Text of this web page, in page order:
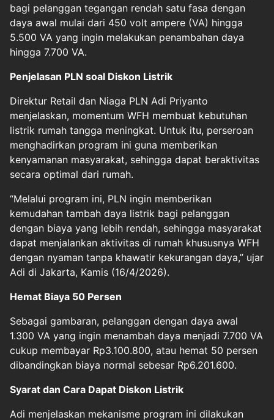
bagi pelanggan tegangan rendah satu fasa dengan
daya awal mulai dari 450 volt ampere (VA) hingga
5.500 VA yang ingin melakukan penambahan daya
hingga 7.700 VA.
Penjelasan PLN soal Diskon Listrik
Direktur Retail dan Niaga PLN Adi Priyanto
menjelaskan, momentum WFH membuat kebutuhan
listrik rumah tangga meningkat. Untuk itu, perseroan
menghadirkan program ini guna memberikan
kenyamanan masyarakat, sehingga dapat beraktivitas
secara optimal dari rumah.
“Melalui program ini, PLN ingin memberikan
kemudahan tambah daya listrik bagi pelanggan
dengan biaya yang lebih rendah, sehingga masyarakat
dapat menjalankan aktivitas di rumah khususnya WFH
dengan nyaman tanpa khawatir kekurangan daya,” ujar
Adi di Jakarta, Kamis (16/4/2026).
Hemat Biaya 50 Persen
Sebagai gambaran, pelanggan dengan daya awal
1.300 VA yang ingin menambah daya menjadi 7.700 VA
cukup membayar Rp3.100.800, atau hemat 50 persen
dibandingkan biaya normal sebesar Rp6.201.600.
Syarat dan Cara Dapat Diskon Listrik
Adi menjelaskan mekanisme program ini dilakukan